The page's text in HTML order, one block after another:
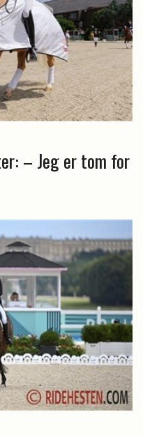
– Jeg er tom for